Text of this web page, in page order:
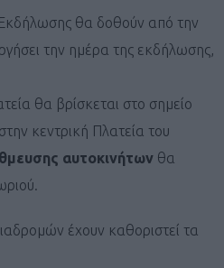
θα δοθούν από την
την ημέρα της εκδήλωσης,
θα βρίσκεται στο σημείο
κεντρική Πλατεία του
αυτοκινήτων θα
έχουν καθοριστεί τα